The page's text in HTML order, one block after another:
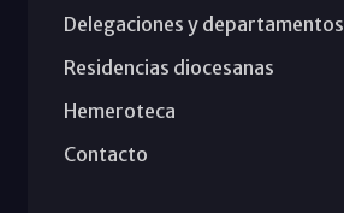
Delegaciones y departamentos
Residencias diocesanas
Hemeroteca
Contacto